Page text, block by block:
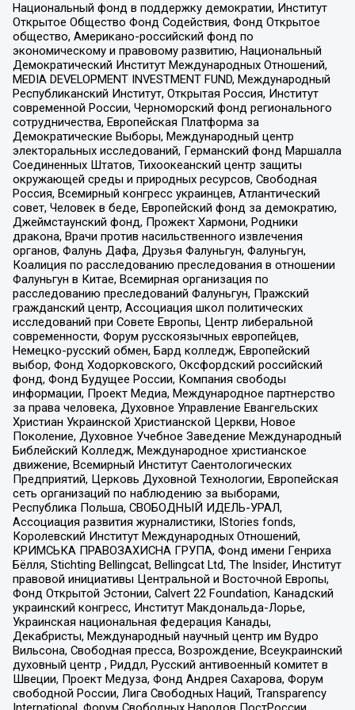
Национальный фонд в поддержку демократии, Институт
Открытое Общество Фонд Содействия, Фонд Открытое
общество, Американо-российский фонд по
экономическому и правовому развитию, Национальный
Демократический Институт Международных Отношений,
MEDIA DEVELOPMENT INVESTMENT FUND, Международный
Республиканский Институт, Открытая Россия, Институт
современной России, Черноморский фонд регионального
сотрудничества, Европейская Платформа за
Демократические Выборы, Международный центр
электоральных исследований, Германский фонд Маршалла
Соединенных Штатов, Тихоокеанский центр защиты
окружающей среды и природных ресурсов, Свободная
Россия, Всемирный конгресс украинцев, Атлантический
совет, Человек в беде, Европейский фонд за демократию,
Джеймстаунский фонд, Прожект Хармони, Родники
дракона, Врачи против насильственного извлечения
органов, Фалунь Дафа, Друзья Фалуньгун, Фалуньгун,
Коалиция по расследованию преследования в отношении
Фалуньгун в Китае, Всемирная организация по
расследованию преследований Фалуньгун, Пражский
гражданский центр, Ассоциация школ политических
исследований при Совете Европы, Центр либеральной
современности, Форум русскоязычных европейцев,
Немецко-русский обмен, Бард колледж, Европейский
выбор, Фонд Ходорковского, Оксфордский российский
фонд, Фонд Будущее России, Компания свободы
информации, Проект Медиа, Международное партнерство
за права человека, Духовное Управление Евангельских
Христиан Украинской Христианской Церкви, Новое
Поколение, Духовное Учебное Заведение Международный
Библейский Колледж, Международное христианское
движение, Всемирный Институт Саентологических
Предприятий, Церковь Духовной Технологии, Европейская
сеть организаций по наблюдению за выборами,
Республика Польша, СВОБОДНЫЙ ИДЕЛЬ-УРАЛ,
Ассоциация развития журналистики, IStories fonds,
Королевский Институт Международных Отношений,
КРИМСЬКА ПРАВОЗАХИСНА ГРУПА, Фонд имени Генриха
Бёлля, Stichting Bellingcat, Bellingcat Ltd, The Insider, Институт
правовой инициативы Центральной и Восточной Европы,
Фонд Открытой Эстонии, Calvert 22 Foundation, Канадский
украинский конгресс, Институт Макдональда-Лорье,
Украинская национальная федерация Канады,
Декабристы, Международный научный центр им Вудро
Вильсона, Свободная пресса, Возрождение, Всеукраинский
духовный центр , Риддл, Русский антивоенный комитет в
Швеции, Проект Медуза, Фонд Андрея Сахарова, Форум
свободной России, Лига Свободных Наций, Transparеncy